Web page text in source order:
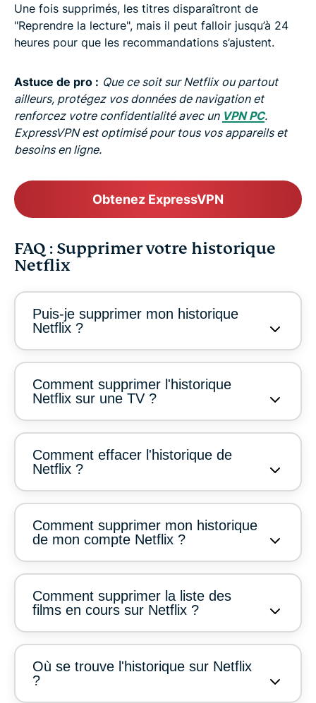
Une fois supprimés, les titres disparaîtront de
"Reprendre la lecture", mais il peut falloir jusqu’à 24
heures pour que les recommandations s’ajustent.
Astuce de pro : Que ce soit sur Netflix ou partout
ailleurs, protégez vos données de navigation et
renforcez votre confidentialité avec un VPN PC.
ExpressVPN est optimisé pour tous vos appareils et
besoins en ligne.
Obtenez ExpressVPN
FAQ : Supprimer votre historique
Netflix
Puis-je supprimer mon historique
Netflix ?
Comment supprimer l'historique
Netflix sur une TV ?
Comment effacer l'historique de
Netflix ?
Comment supprimer mon historique
de mon compte Netflix ?
Comment supprimer la liste des
films en cours sur Netflix ?
Où se trouve l'historique sur Netflix
?